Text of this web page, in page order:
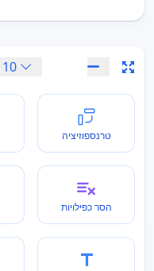
10
טרנספוזיציה
הסר כפילויות